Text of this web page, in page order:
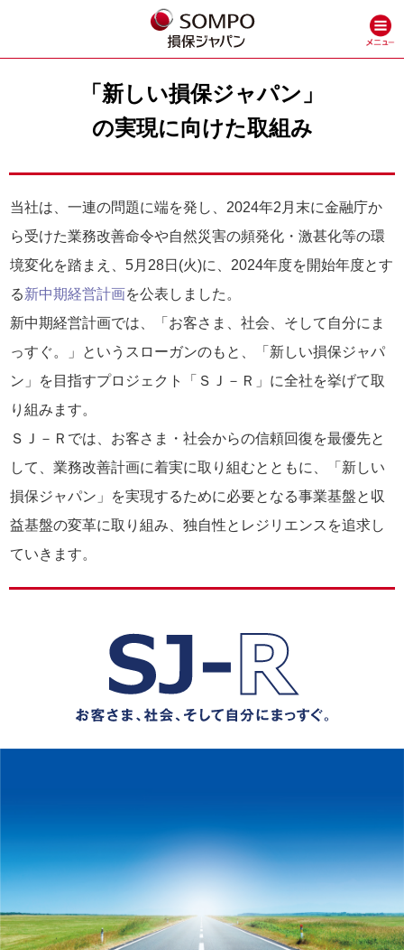
「新しい損保ジャパン」
の実現に向けた取組み
当社は、一連の問題に端を発し、2024年2月末に金融庁か
ら受けた業務改善命令や自然災害の頻発化・激甚化等の環
境変化を踏まえ、5月28日(火)に、2024年度を開始年度とす
る新中期経営計画を公表しました。
新中期経営計画では、「お客さま、社会、そして自分にま
っすぐ。」というスローガンのもと、「新しい損保ジャパ
ン」を目指すプロジェクト「ＳＪ－Ｒ」に全社を挙げて取
り組みます。
ＳＪ－Ｒでは、お客さま・社会からの信頼回復を最優先と
して、業務改善計画に着実に取り組むとともに、「新しい
損保ジャパン」を実現するために必要となる事業基盤と収
益基盤の変革に取り組み、独自性とレジリエンスを追求し
ていきます。